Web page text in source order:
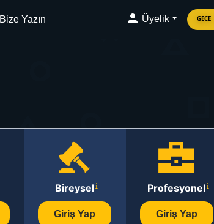
Bize Yazın Üyelik GECE
Bireysel
Giriş Yap
Profesyonel
Giriş Yap